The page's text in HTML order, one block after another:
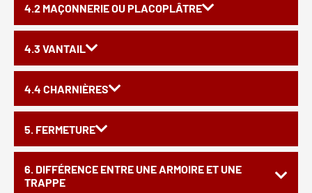
4.2 MAÇONNERIE OU PLACOPLÂTRE
4.3 VANTAIL
4.4 CHARNIÈRES
5. FERMETURE
6. DIFFÉRENCE ENTRE UNE ARMOIRE ET UNE
TRAPPE